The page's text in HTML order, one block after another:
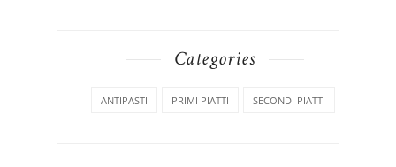
Categories
ANTIPASTI PRIMI PIATTI SECONDI PIATTI